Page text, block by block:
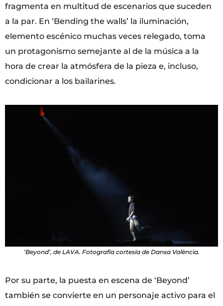
fragmenta en multitud de escenarios que suceden
a la par. En ‘Bending the walls’ la iluminación,
elemento escénico muchas veces relegado, toma
un protagonismo semejante al de la música a la
hora de crear la atmósfera de la pieza e, incluso,
condicionar a los bailarines.
‘Beyond’, de LAVA. Fotografía cortesía de Dansa València.
Por su parte, la puesta en escena de ‘Beyond’
también se convierte en un personaje activo para el